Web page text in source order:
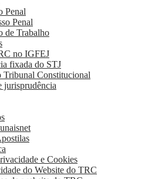
Penal
Penal
de Trabalho
no IGFEJ
fixada do STJ
Tribunal Constitucional
jurisprudência
e Cookies
do Website do TRC